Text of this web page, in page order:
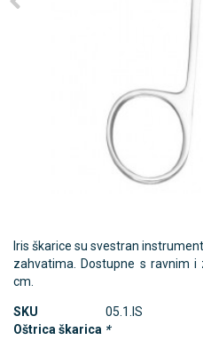
Iris škarice su svestran
zahvatima. Dostupne s ravnim i
cm.
SKU
05.1.IS
Oštrica škarica *